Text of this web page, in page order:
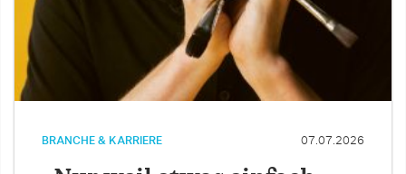
BRANCHE & KARRIERE 07.07.2026